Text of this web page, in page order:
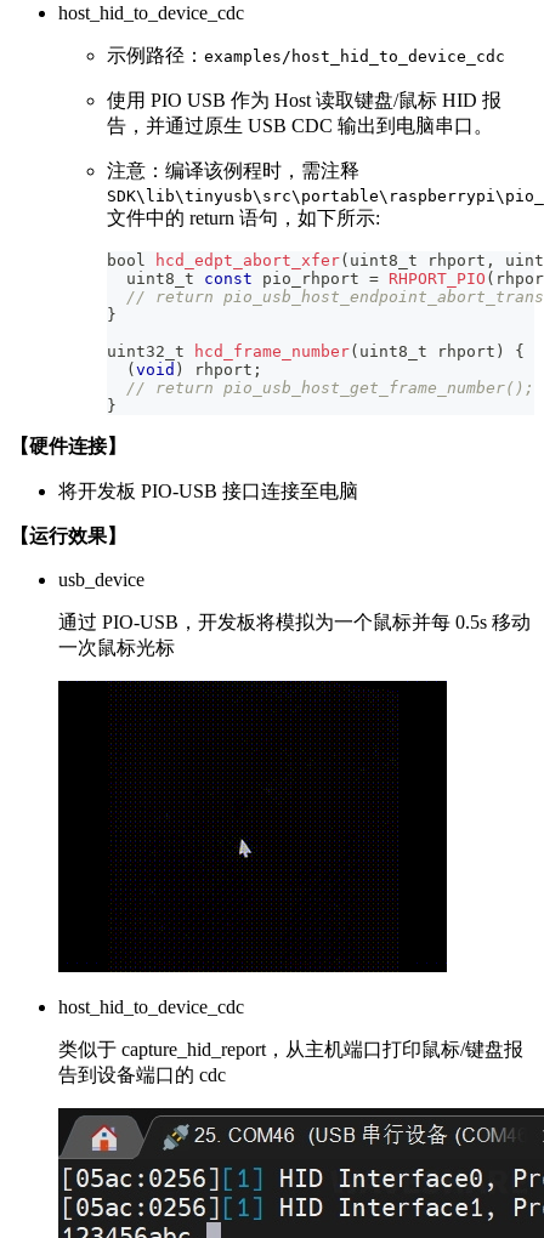
host_hid_to_device_cdc
示例路径： examples/host_hid_to_device_cdc
使用 PIO USB 作为 Host 读取键盘/鼠标 HID 报
告，并通过原生 USB CDC 输出到电脑串口。
注意：编译该例程时，需注释
文件中的 return 语句，如下所示:
bool hcd_edpt_abort_xfer( uint8_t rhport ,
uint8_t
const pio_rhport = RHPORT_PIO (
// return
}
uint32_t
hcd_frame_number( uint8_t rhport )
{
( void ) rhport ;
// return pio_usb_host_get_frame_number();
}
【硬件连接】
将开发板 PIO-USB 接口连接至电脑
【运行效果】
usb_device
通过 PIO-USB，开发板将模拟为一个鼠标并每 0.5s 移动
一次鼠标光标
host_hid_to_device_cdc
类似于 capture_hid_report，从主机端口打印鼠标/键盘报
告到设备端口的 cdc